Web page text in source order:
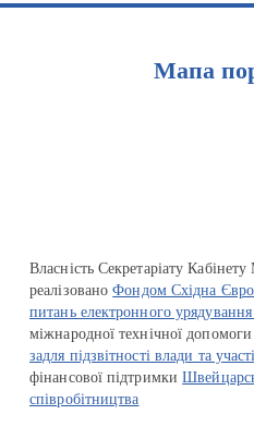
Мапа
Власність Секретаріату
реалізованоФондом Східна
питань електронного
міжнародної технічної допомоги
задля підзвітності влади та
фінансової підтримки
співробітництва